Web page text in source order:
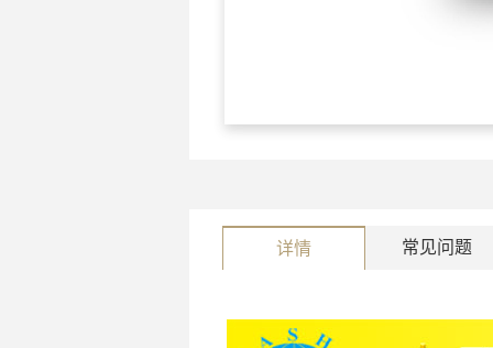
详情 常见问题